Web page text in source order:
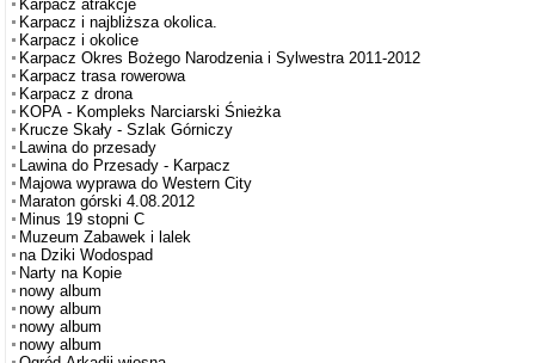
Karpacz atrakcje
Karpacz i najbliższa okolica.
Karpacz i okolice
Karpacz Okres Bożego Narodzenia i Sylwestra 2011-2012
Karpacz trasa rowerowa
Karpacz z drona
KOPA - Kompleks Narciarski Śnieżka
Krucze Skały - Szlak Górniczy
Lawina do przesady
Lawina do Przesady - Karpacz
Majowa wyprawa do Western City
Maraton górski 4.08.2012
Minus 19 stopni C
Muzeum Zabawek i lalek
na Dziki Wodospad
Narty na Kopie
nowy album
nowy album
nowy album
nowy album